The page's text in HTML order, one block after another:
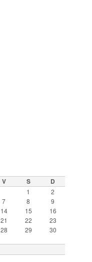
V S D
1
2
7 8
9
14 15
16
21 22
23
28 29
30